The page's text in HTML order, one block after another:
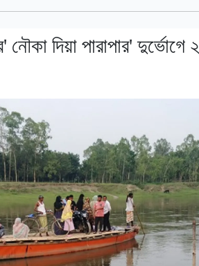
দিয়া পারাপার' দুর্ভোগে